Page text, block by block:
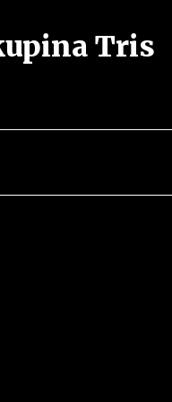
Tris